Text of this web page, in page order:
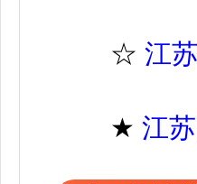
☆ 江
★ 江